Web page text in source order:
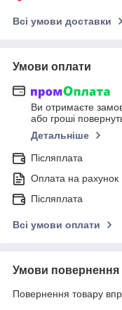
Всі умови доставки
Умови оплати
Ви отримаєте
або гроші
Детальніше
Післяплата
Оплата на рахунок
Післяплата
Всі умови оплати
Умови повернення
Повернення товару